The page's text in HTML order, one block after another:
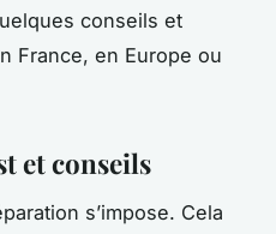
conseils et
France, en Europe ou
et conseils
s’impose. Cela